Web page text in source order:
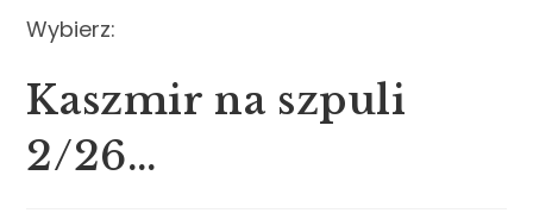
Wybierz:
Kaszmir na szpuli
2/26…